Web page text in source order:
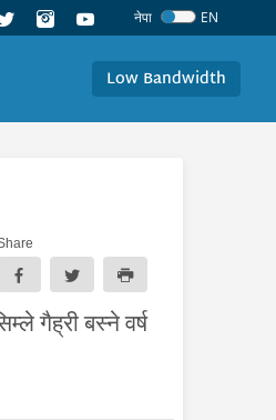
नेपा EN
Low Bandwidth
गैह्री बस्ने वर्ष